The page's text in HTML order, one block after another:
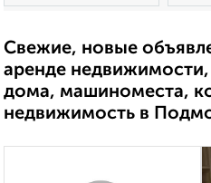
Свежие, новые
аренде
дома, машиноместа,
недвижимость в